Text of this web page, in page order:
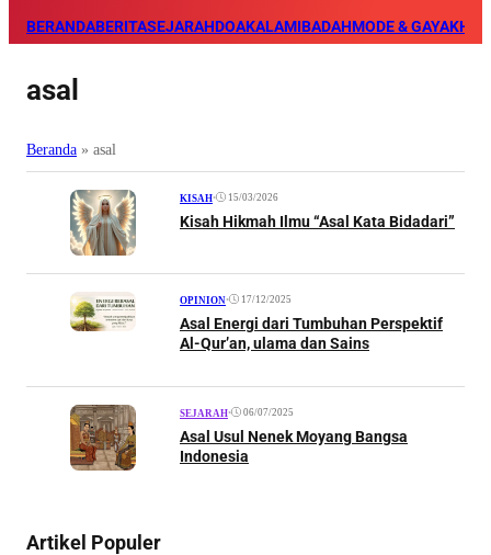
BERANDABERITASEJARAHDOAKALAMIBADAHMODE & GAYA
asal
Beranda » asal
KISAH• 15/03/2026
Kisah Hikmah Ilmu “Asal Kata Bidadari”
OPINION• 17/12/2025
Asal Energi dari Tumbuhan Perspektif
Al-Qur’an, ulama dan Sains
SEJARAH• 06/07/2025
Asal Usul Nenek Moyang Bangsa
Indonesia
Artikel Populer